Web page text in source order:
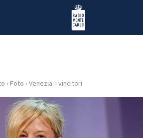
Radio Monte Carlo
› Foto › Venezia: i vincitori